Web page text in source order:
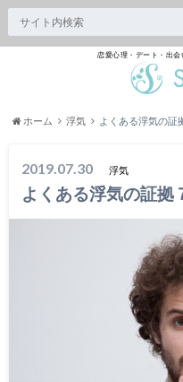
恋愛心理・デート・出
ホーム 浮気 よくある浮気の証
2019.07.30 浮気
よくある浮気の証拠